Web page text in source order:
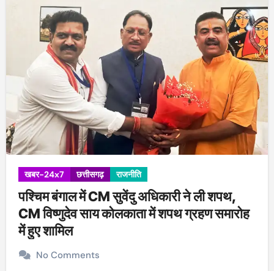
खबर-24x7 छत्तीसगढ़ राजनीति
पश्चिम बंगाल में CM सुवेंदु अधिकारी ने ली शपथ,
CM विष्णुदेव साय कोलकाता में शपथ ग्रहण समारोह
में हुए शामिल
No Comments